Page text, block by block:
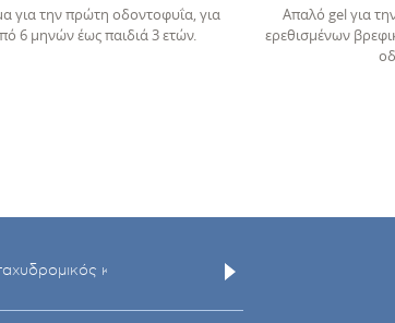
για την πρώτη οδοντοφυΐα, για
6 μηνών έως παιδιά 3 ετών.
Απαλό gel για
ερεθισμένων